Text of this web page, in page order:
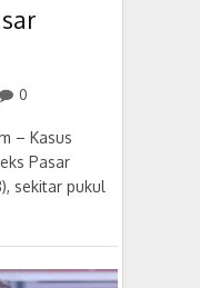
0
– Kasus
Pasar
sekitar pukul